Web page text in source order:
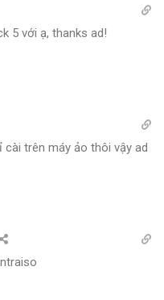
5 với ạ, thanks ad!
cài trên máy ảo thôi vậy ad